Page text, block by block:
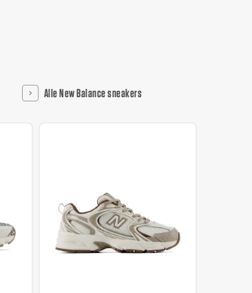
Alle New Balance sneakers